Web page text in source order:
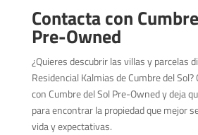
Contacta con
Pre-Owned
¿Quieres descubrir las villas y parcelas
Residencial Kalmias de Cumbre del
con Cumbre del Sol Pre-Owned y deja
para encontrar la propiedad que mejor
vida y expectativas.